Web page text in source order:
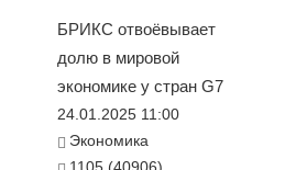
БРИКС отвоёвывает
долю в мировой
экономике у стран G7
24.01.2025 11:00
Экономика